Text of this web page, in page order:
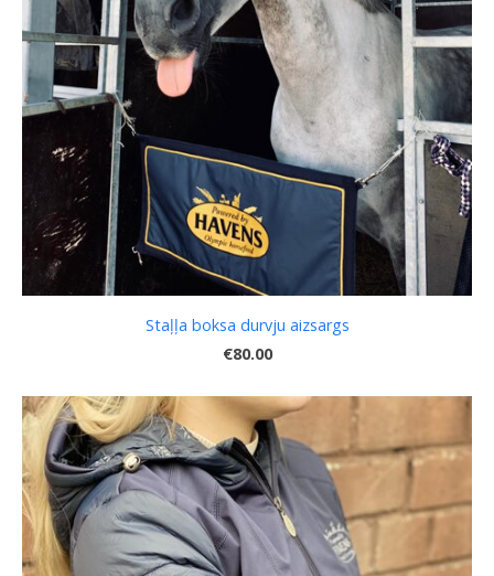
Staļļa boksa durvju aizsargs
€80.00